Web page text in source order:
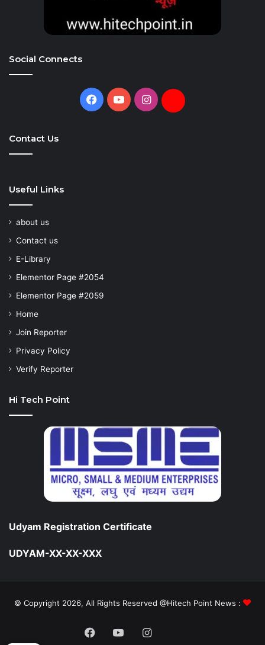
Social Connects
Facebook
YouTubeInstagramDaily
Contact Us
Useful Links
about us
Contact us
E-Library
Elementor Page #2054
Elementor Page #2059
Home
Join Reporter
Privacy Policy
Verify Reporter
Hi Tech Point
Udyam Registration Certificate
UDYAM-XX-XX-XXX
© Copyright 2026, All Rights Reserved @Hitech Point News :
Facebook
YouTubeInstagram